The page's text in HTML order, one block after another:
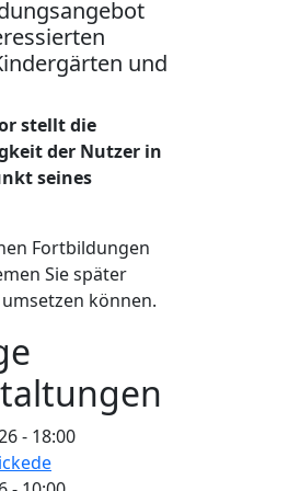
und
stellt die
der Nutzer in
seines
Fortbildungen
Sie später
können.
- 18:00